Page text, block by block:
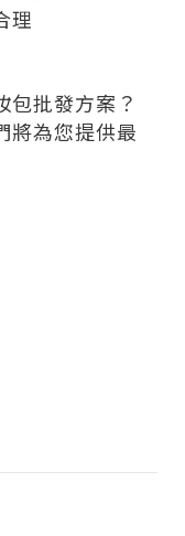
理
包批發方案？
將為您提供最